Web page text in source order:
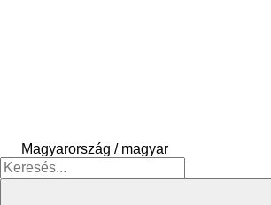
Magyarország / magyar